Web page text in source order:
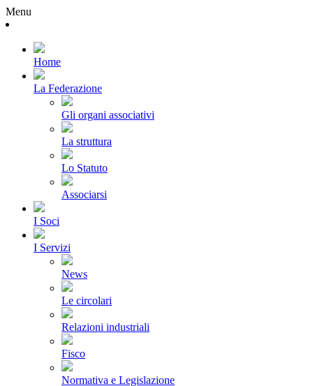
Menu
Home
La Federazione
Gli organi associativi
La struttura
Lo Statuto
Associarsi
I Soci
I Servizi
News
Le circolari
Relazioni industriali
Fisco
Normativa e Legislazione